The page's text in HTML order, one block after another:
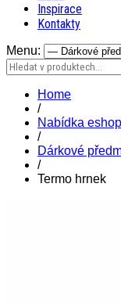
Inspirace
Kontakty
Menu:
Home
/
Nabídka
/
Dárkové
/
Termo hrnek